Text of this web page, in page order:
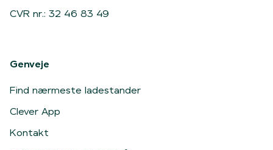
CVR nr.: 32 46 83 49
Genveje
Find nærmeste ladestander
Clever App
Kontakt